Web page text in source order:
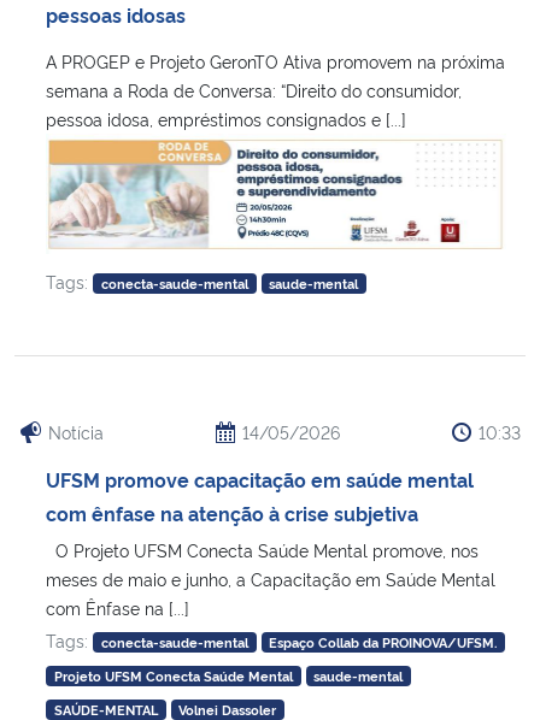
pessoas idosas
A PROGEP e Projeto GeronTO Ativa promovem na próxima
semana a Roda de Conversa: “Direito do consumidor,
pessoa idosa, empréstimos consignados e [...]
Tags: conecta-saude-mental saude-mental
Notícia 14/05/2026 10:33
UFSM promove capacitação em saúde mental
com ênfase na atenção à crise subjetiva
O Projeto UFSM Conecta Saúde Mental promove, nos
meses de maio e junho, a Capacitação em Saúde Mental
com Ênfase na [...]
Tags:
conecta-saude-mental
Espaço Collab da PROINOVA/UFSM.
Projeto UFSM Conecta Saúde Mental
saude-mental
SAÚDE-MENTAL
Volnei Dassoler